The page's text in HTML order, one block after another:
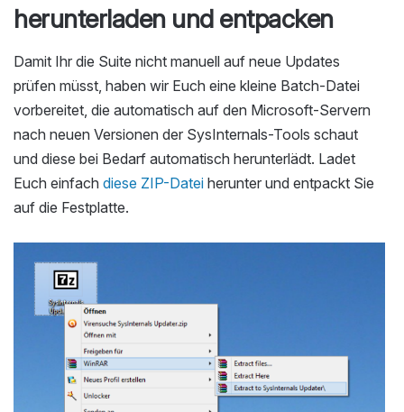
herunterladen und entpacken
Damit Ihr die Suite nicht manuell auf neue Updates
prüfen müsst, haben wir Euch eine kleine Batch-Datei
vorbereitet, die automatisch auf den Microsoft-Servern
nach neuen Versionen der SysInternals-Tools schaut
und diese bei Bedarf automatisch herunterlädt. Ladet
Euch einfach diese ZIP-Datei herunter und entpackt Sie
auf die Festplatte.